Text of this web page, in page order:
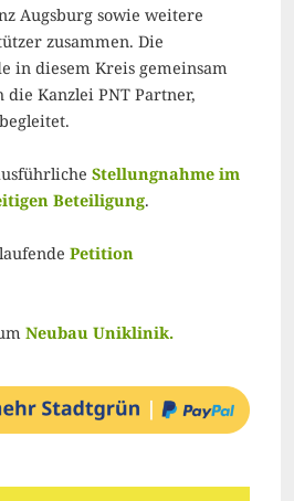
Augsburg sowie weitere
zusammen. Die
in diesem Kreis gemeinsam
Kanzlei PNT Partner,
Stellungnahme im
Beteiligung.
Petition
Neubau Uniklinik.